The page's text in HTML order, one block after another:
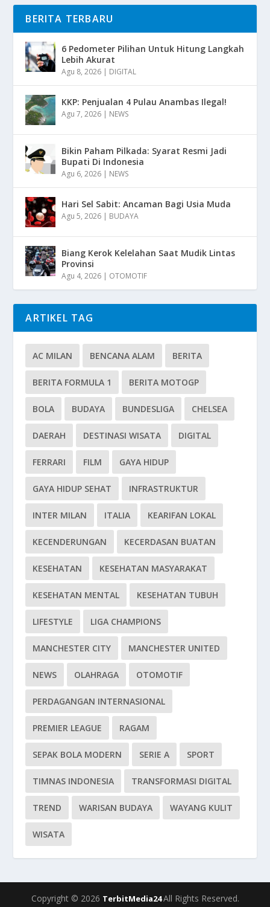
BERITA TERBARU
6 Pedometer Pilihan Untuk Hitung Langkah
Lebih Akurat
Agu 8, 2026 | DIGITAL
KKP: Penjualan 4 Pulau Anambas Ilegal!
Agu 7, 2026 | NEWS
Bikin Paham Pilkada: Syarat Resmi Jadi
Bupati Di Indonesia
Agu 6, 2026 | NEWS
Hari Sel Sabit: Ancaman Bagi Usia Muda
Agu 5, 2026 | BUDAYA
Biang Kerok Kelelahan Saat Mudik Lintas
Provinsi
Agu 4, 2026 | OTOMOTIF
ARTIKEL TAG
AC MILAN BENCANA ALAM BERITA
BERITA FORMULA 1 BERITA MOTOGP
BOLA BUDAYA BUNDESLIGA CHELSEA
DAERAH DESTINASI WISATA DIGITAL
FERRARI FILM GAYA HIDUP
GAYA HIDUP SEHAT INFRASTRUKTUR
INTER MILAN ITALIA KEARIFAN LOKAL
KECENDERUNGAN KECERDASAN BUATAN
KESEHATAN KESEHATAN MASYARAKAT
KESEHATAN MENTAL KESEHATAN TUBUH
LIFESTYLE LIGA CHAMPIONS
MANCHESTER CITY MANCHESTER UNITED
NEWS OLAHRAGA OTOMOTIF
PERDAGANGAN INTERNASIONAL
PREMIER LEAGUE RAGAM
SEPAK BOLA MODERN SERIE A SPORT
TIMNAS INDONESIA TRANSFORMASI DIGITAL
TREND WARISAN BUDAYA WAYANG KULIT
WISATA
Copyright © 2026 TerbitMedia24All Rights Reserved.